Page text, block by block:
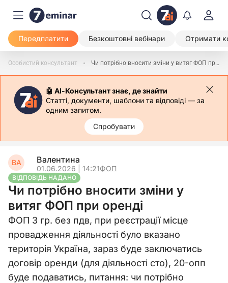
Передплатити Безкоштовні вебінари Отримати
Особистий консультант Чи потрібно вносити зміни у витяг ФОП при оренді
🤖 АІ-Консультант знає, де знайти
Статті, документи, шаблони та відповіді — за
одним запитом.
Спробувати
ВА Валентина
01.06.2026 | 14:21ФОП
ВІДПОВІДЬ НАДАНО
Чи потрібно вносити зміни у
витяг ФОП при оренді
ФОП 3 гр. без пдв, при реєстрації місце
провадження діяльності було вказано
територія Україна, зараз буде заключатись
договір оренди (для діяльності сто), 20-опп
буде подаватись, питання: чи потрібно